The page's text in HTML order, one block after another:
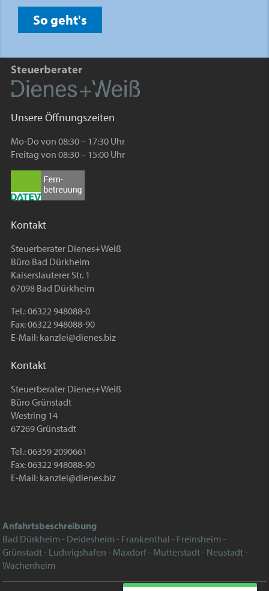
So geht's
Unsere Öffnungszeiten
Mo-Do von 08:30 – 17:30 Uhr
Freitag von 08:30 – 15:00 Uhr
Kontakt
Steuerberater Dienes+Weiß
Büro Bad Dürkheim
Kaiserslauterer Str. 1
67098 Bad Dürkheim
Tel.: 06322 948088-0
Fax: 06322 948088-90
E-Mail: kanzlei@dienes.biz
Kontakt
Steuerberater Dienes+Weiß
Büro Grünstadt
Westring 14
67269 Grünstadt
Tel.: 06359 2090661
Fax: 06322 948088-90
E-Mail: kanzlei@dienes.biz
Anfahrtsbeschreibung
Bad Dürkheim - Deidesheim - Frankenthal - Freinsheim -
Grünstadt - Ludwigshafen - Maxdorf - Mutterstadt - Neustadt -
Wachenheim